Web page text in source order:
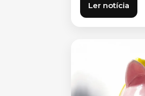
Ler notícia